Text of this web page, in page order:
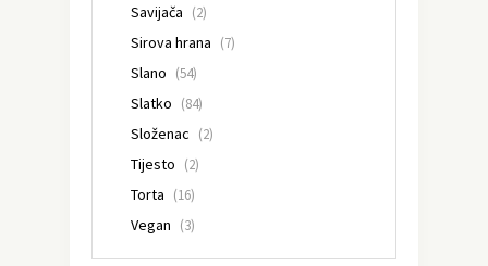
Savijača (2)
Sirova hrana (7)
Slano (54)
Slatko (84)
Složenac (2)
Tijesto (2)
Torta (16)
Vegan (3)